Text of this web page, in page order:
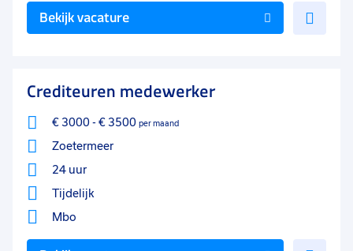
Bekijk vacature
Crediteuren medewerker
€ 3000- € 3500 per maand
Zoetermeer
24 uur
Tijdelijk
Mbo